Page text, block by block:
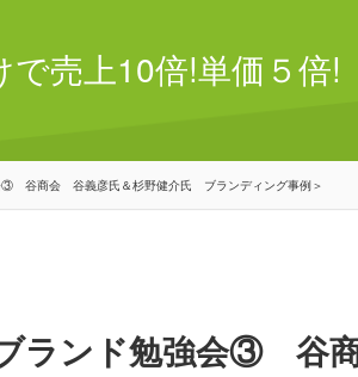
売上10倍!単価５倍!
③ 谷商会 谷義彦氏＆杉野健介氏 ブランディング事例＞
ランド勉強会③ 谷